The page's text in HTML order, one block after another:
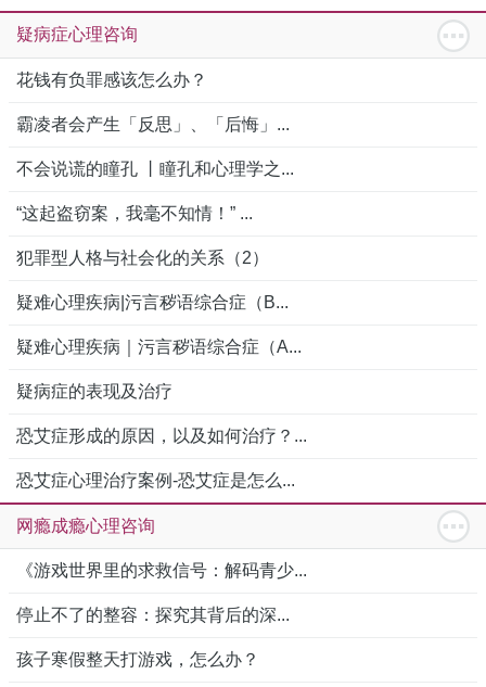
疑病症心理咨询
花钱有负罪感该怎么办？
霸凌者会产生「反思」、「后悔」...
不会说谎的瞳孔 丨瞳孔和心理学之...
“这起盗窃案，我毫不知情！” ...
犯罪型人格与社会化的关系（2）
疑难心理疾病|污言秽语综合症（B...
疑难心理疾病｜污言秽语综合症（A...
疑病症的表现及治疗
恐艾症形成的原因，以及如何治疗？...
恐艾症心理治疗案例-恐艾症是怎么...
网瘾成瘾心理咨询
《游戏世界里的求救信号：解码青少...
停止不了的整容：探究其背后的深...
孩子寒假整天打游戏，怎么办？